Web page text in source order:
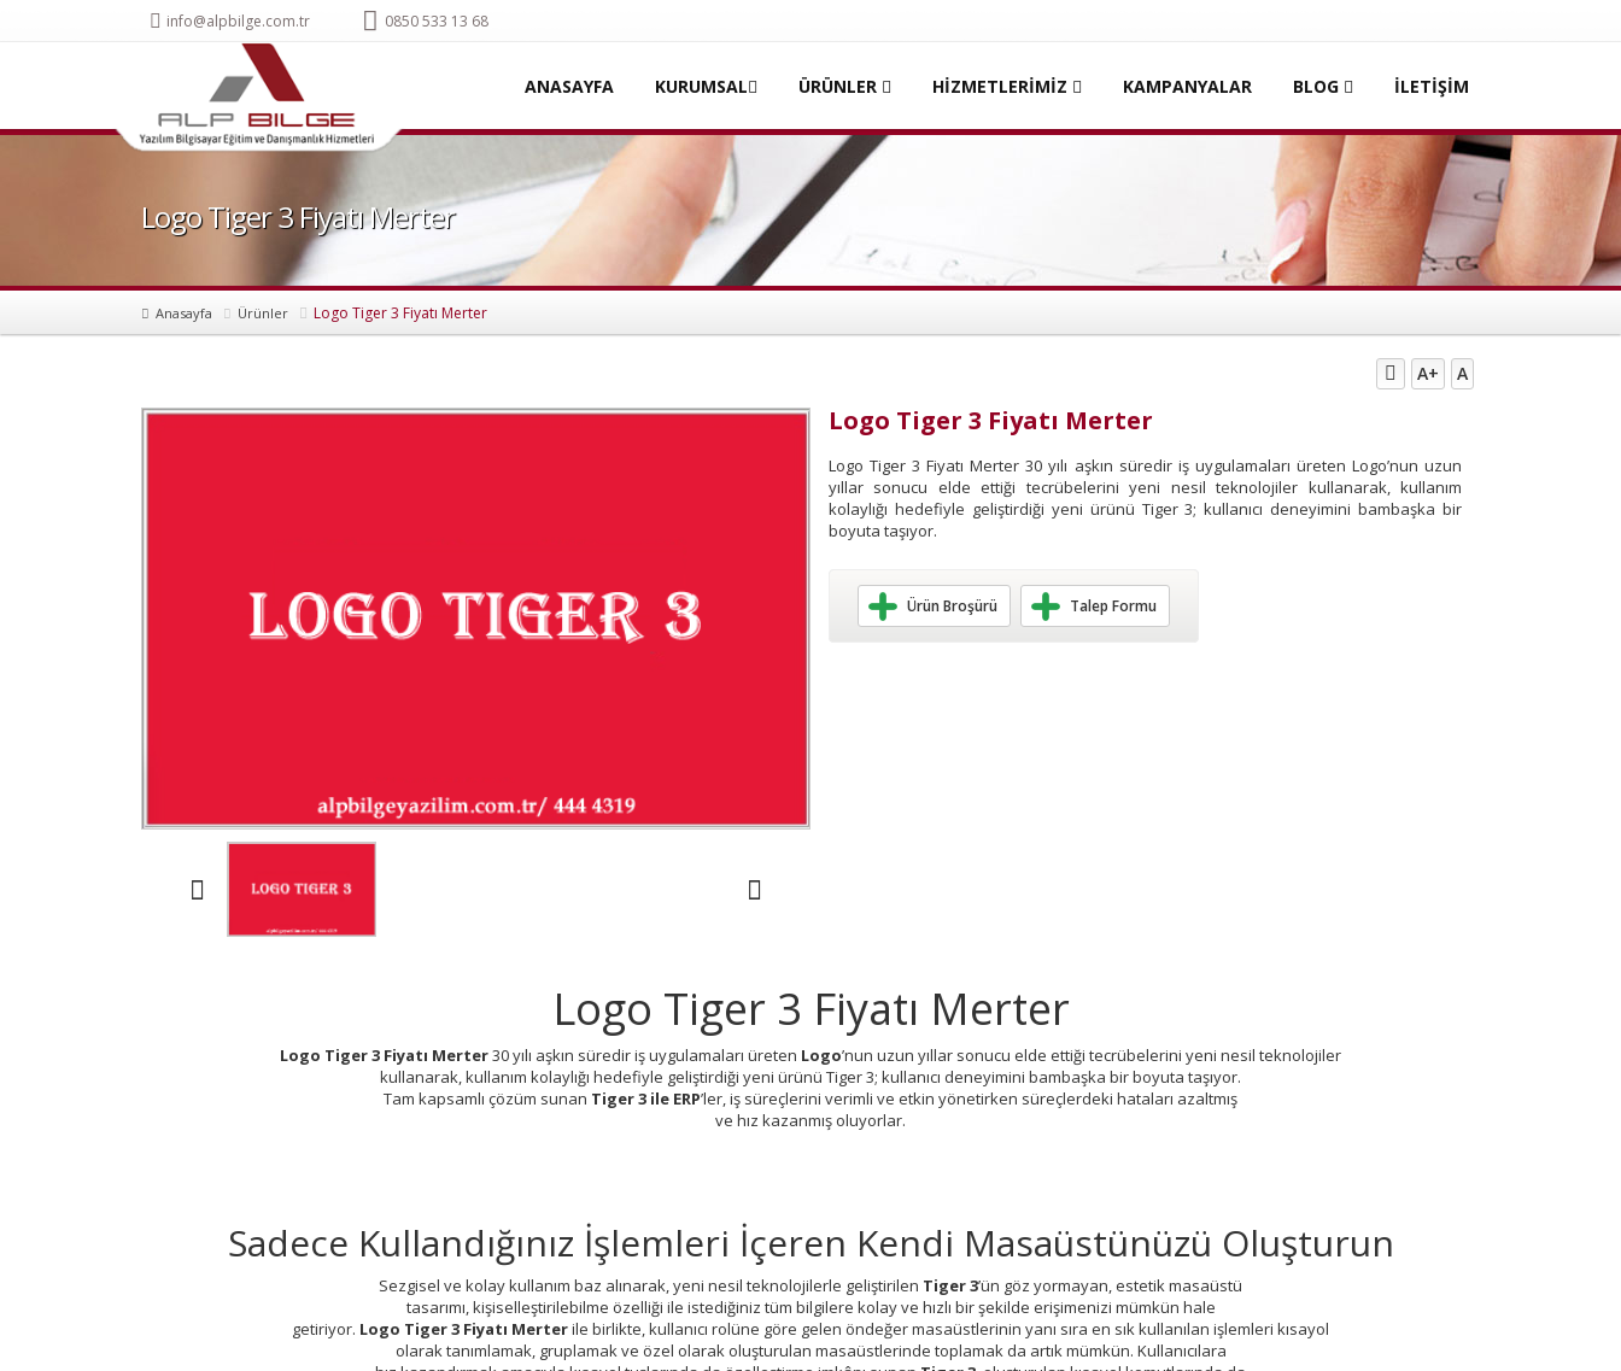
info@alpbilge.com.tr 0850 533 13 68
ANASAYFA KURUMSAL ÜRÜNLER HİZMETLERİMİZ KAMPANYALAR BLOG İLETİŞİM
Logo Tiger 3 Fiyatı Merter
Anasayfa Ürünler Logo Tiger 3 Fiyatı Merter
A+ A
Logo Tiger 3 Fiyatı Merter
Logo Tiger 3 Fiyatı Merter 30 yılı aşkın süredir iş uygulamaları üreten Logo’nun uzun
yıllar sonucu elde ettiği tecrübelerini yeni nesil teknolojiler kullanarak, kullanım
kolaylığı hedefiyle geliştirdiği yeni ürünü Tiger 3; kullanıcı deneyimini bambaşka bir
boyuta taşıyor.
Ürün Broşürü Talep Formu
Logo Tiger 3 Fiyatı Merter
Logo Tiger 3 Fiyatı Merter30 yılı aşkın süredir iş uygulamaları üreten Logo’nun uzun yıllar sonucu elde ettiği tecrübelerini yeni nesil teknolojiler
kullanarak, kullanım kolaylığı hedefiyle geliştirdiği yeni ürünü Tiger 3; kullanıcı deneyimini bambaşka bir boyuta taşıyor.
Tam kapsamlı çözüm sunan Tiger 3 ile ERP’ler, iş süreçlerini verimli ve etkin yönetirken süreçlerdeki hataları azaltmış
ve hız kazanmış oluyorlar.
Sadece Kullandığınız İşlemleri İçeren Kendi Masaüstünüzü Oluşturun
Sezgisel ve kolay kullanım baz alınarak, yeni nesil teknolojilerle geliştirilen Tiger 3’ün göz yormayan, estetik masaüstü
tasarımı, kişiselleştirilebilme özelliği ile istediğiniz tüm bilgilere kolay ve hızlı bir şekilde erişimenizi mümkün hale
getiriyor. Logo Tiger 3 Fiyatı Merterile birlikte, kullanıcı rolüne göre gelen öndeğer masaüstlerinin yanı sıra en sık kullanılan işlemleri kısayol
olarak tanımlamak, gruplamak ve özel olarak oluşturulan masaüstlerinde toplamak da artık mümkün. Kullanıcılara